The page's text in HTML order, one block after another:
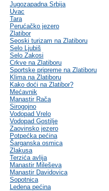
Jugozapadna Srbija
Uvac
Tara
Perućačko jezero
Zlatibor
Seoski turizam na Zlatiboru
Selo Ljubiš
Selo Zakosi
Crkve na Zlatiboru
Sportske pripreme na Zlatiboru
Klima na Zlatiboru
Kako doći na Zlatibor?
Mećavnik
Manastir Rača
Sirogojno
Vodopad Vrelo
Vodopad Gostilje
Zaovinsko jezero
Potpećka pećina
Šarganska osmica
Zlakusa
Terzića avlija
Manastir Mileševa
Manastir Davidovica
Sopotnica
Ledena pećina